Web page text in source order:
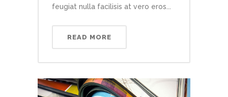
feugiat nulla facilisis at vero eros...
READ MORE